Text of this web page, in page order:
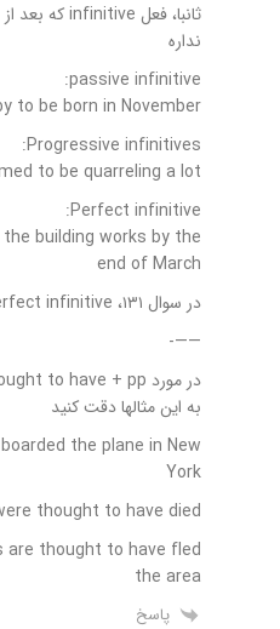
نداره
passive infinitive:
to be born in November
Progressive infinitives:
to be quarreling a lot
Perfect infinitive:
building works by the
end of March
در سوال ۱۳۱، Perfect infinitive داریم.
——-
در مورد be thought to have + pp
به این مثالها دقت کنید
the plane in New
York
thought to have died
are thought to have fled
the area
پاسخ